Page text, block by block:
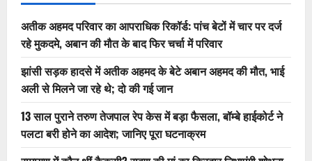
अतीक अहमद परिवार का आपराधिक रिकॉर्ड: पांच बेटों में चार पर दर्ज
रहे मुकदमे, अबान की मौत के बाद फिर चर्चा में परिवार
झांसी सड़क हादसे में अतीक अहमद के बेटे अबान अहमद की मौत, भाई
अली से मिलने जा रहे थे; दो की गई जान
13 साल पुराने तरुण तेजपाल रेप केस में बड़ा फैसला, बॉम्बे हाईकोर्ट ने
पलटा बरी होने का आदेश; जानिए पूरा घटनाक्रम